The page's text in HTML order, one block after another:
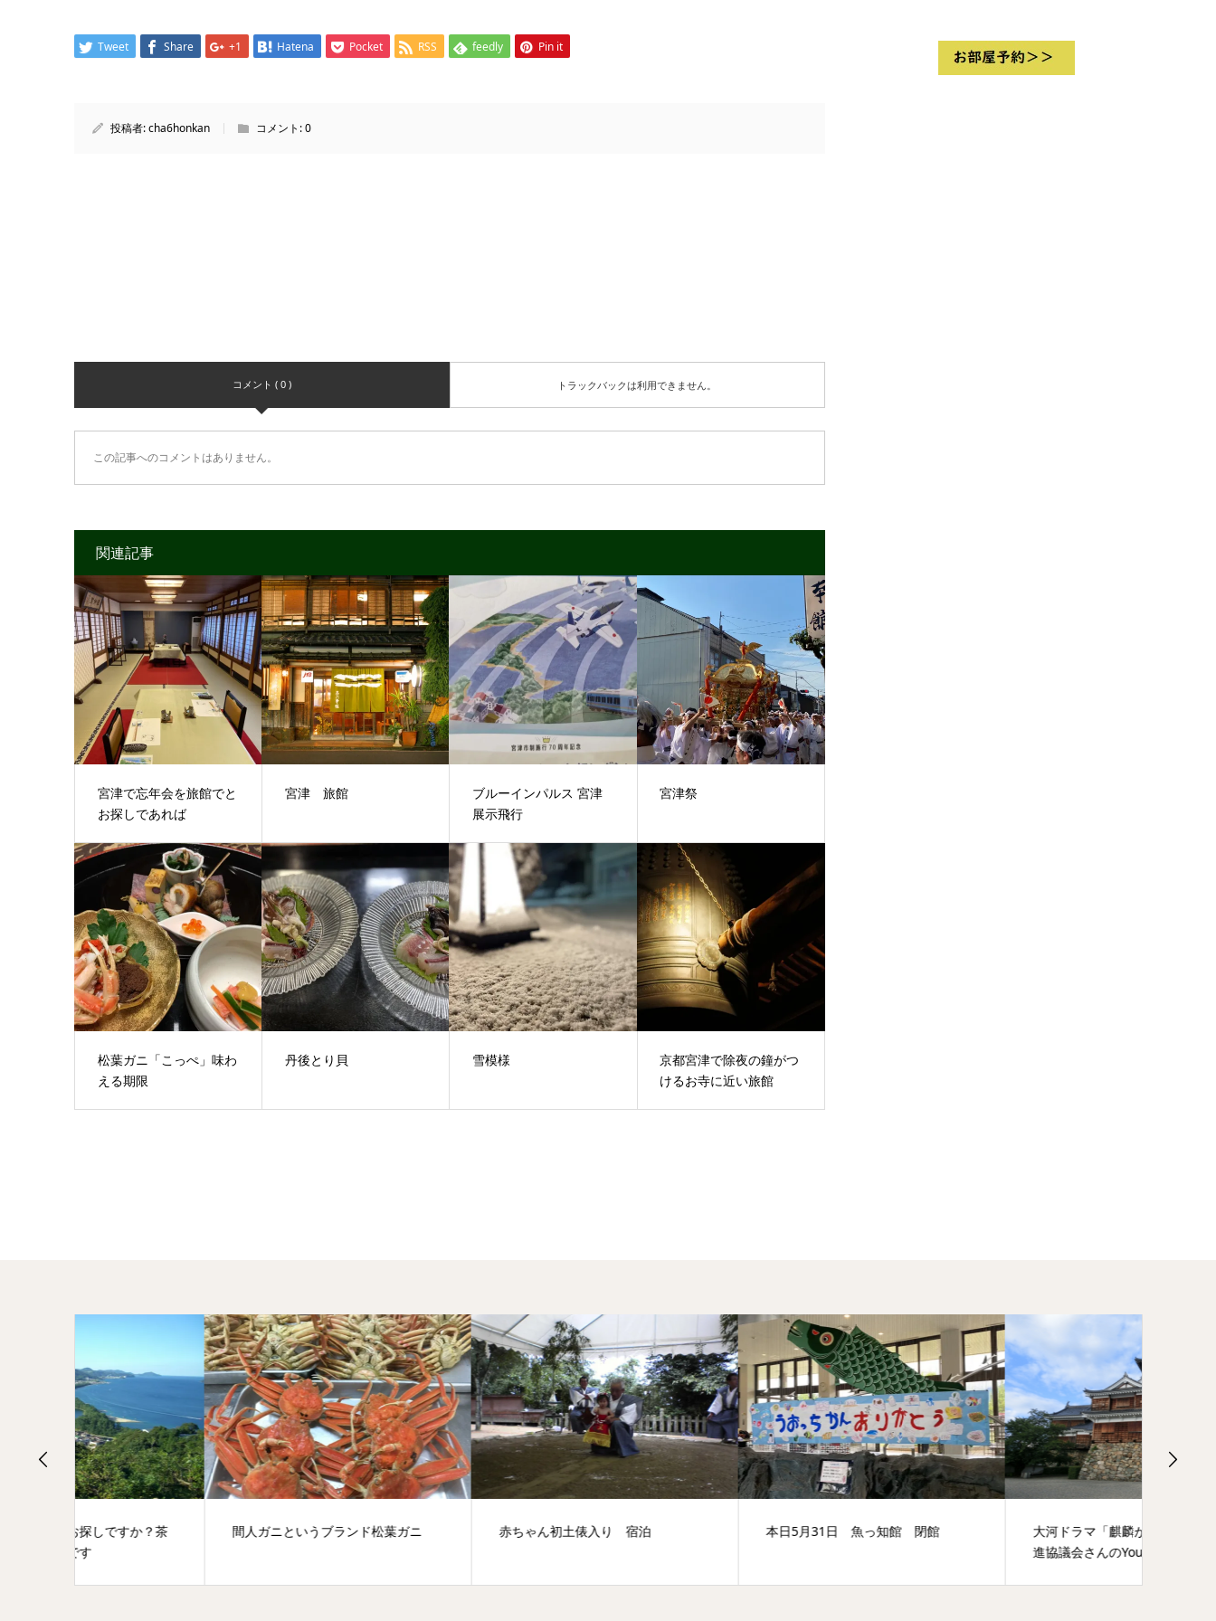
Tweet Share +1 Hatena Pocket RSS feedly Pin it
投稿者:cha6honkan コメント:0
コメント ( 0 ) トラックバックは利用できません。
この記事へのコメントはありません。
関連記事
宮津で忘年会を旅館でと
お探しであれば
宮津 旅館
ブルーインパルス 宮津
展示飛行
宮津祭
松葉ガニ「こっぺ」味わ
える期限
丹後とり貝 雪模様
京都宮津で除夜の鐘がつ
けるお寺に近い旅館
間人ガニというブランド松葉ガニ 赤ちゃん初土俵入り 宿泊 本日5月31日 魚っ知館 閉館
大河ドラマ「麒麟がくる」宮津市推
進協議会さんのYouTube